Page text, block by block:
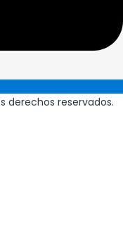
derechos reservados.